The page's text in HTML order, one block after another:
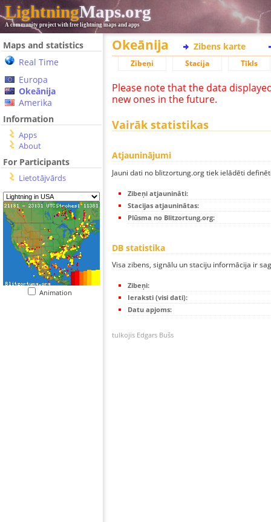
LightningMaps.org
A community project with free lightning maps and apps
Maps and statistics
Real Time
Europa
Okeānija
Amerika
Information
Apps
About
For Participants
Lietotājvārds
Animation
Okeānija Zibens karte
Zibeņi Stacija Tīkls
Please note that the data
new ones in the future.
Vairāk statistikas
Atjauninājumi
Jauni dati no blitzortung.org tiek ielādēti
Zibeņi atjaunināti:
Stacijas atjauninātas:
Plūsma no Blitzortung.org:
DB statistika
Visa zibens, signālu un staciju informācija ir
Zibeņi:
Ieraksti (visi dati):
Datu apjoms:
tulkojis Edgars Bušs